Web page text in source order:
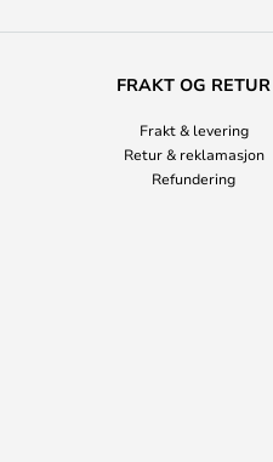
FRAKT OG RETUR
Frakt & levering
Retur & reklamasjon
Refundering